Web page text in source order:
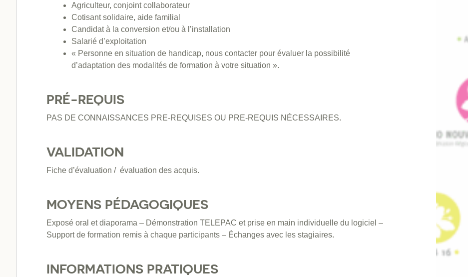
Agriculteur, conjoint collaborateur
Cotisant solidaire, aide familial
Candidat à la conversion et/ou à l’installation
Salarié d’exploitation
« Personne en situation de handicap, nous contacter pour évaluer la possibilité
d’adaptation des modalités de formation à votre situation ».
PRÉ-REQUIS
PAS DE CONNAISSANCES PRE-REQUISES OU PRE-REQUIS NÉCESSAIRES.
VALIDATION
Fiche d’évaluation / évaluation des acquis.
MOYENS PÉDAGOGIQUES
Exposé oral et diaporama – Démonstration TELEPAC et prise en main individuelle du logiciel –
Support de formation remis à chaque participants – Échanges avec les stagiaires.
INFORMATIONS PRATIQUES